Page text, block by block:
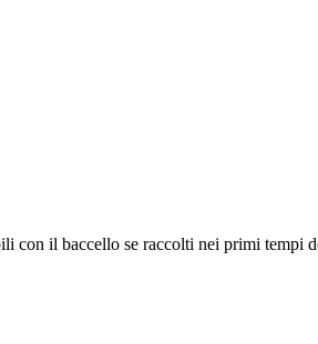
il baccello se raccolti nei primi tempi